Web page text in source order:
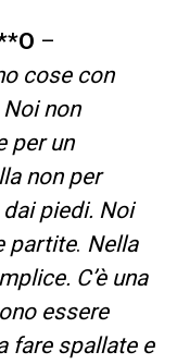
–
cose con
non
per un
non per
piedi. Noi
partite. Nella
C’è una
essere
fare spallate e